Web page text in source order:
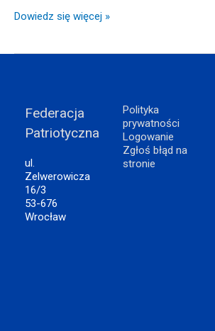
Dowiedz się więcej »
Federacja
Patriotyczna
ul.
Zelwerowicza
16/3
53-676
Wrocław
Polityka
prywatności
Logowanie
Zgłoś błąd na
stronie